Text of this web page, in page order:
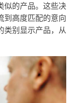
似的产品。这些决
到高度匹配的意向
类别显示产品，从